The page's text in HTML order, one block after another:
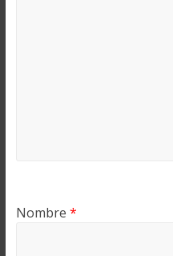
Nombre *